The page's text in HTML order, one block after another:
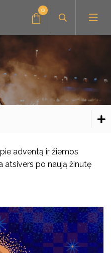
informacija
įrašai
0
adventą ir žiemos
atsivers po naują žinutę